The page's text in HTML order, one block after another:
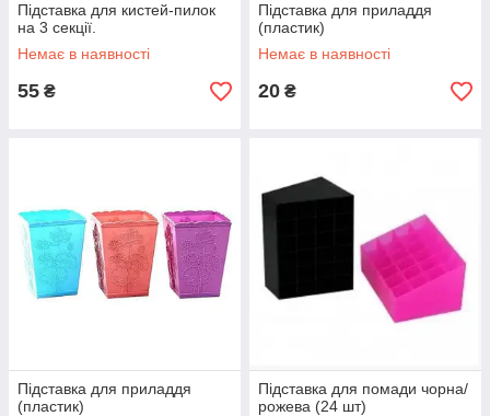
Підставка для кистей-пилок
на 3 секції.
Немає в наявності
55 ₴
Підставка для приладдя
(пластик)
Немає в наявності
20 ₴
Підставка для приладдя
(пластик)
Підставка для помади чорна/
рожева (24 шт)